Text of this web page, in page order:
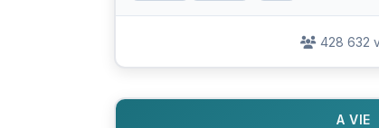
428 632
A VIE